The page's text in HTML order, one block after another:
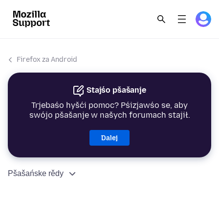
Firefox za Android
Stajśo pšašanje
Trjebaśo hyšći pomoc? Pśizjawśo se, aby
swójo pšašanje w našych forumach stajił.
Dalej
Pšašańske rědy